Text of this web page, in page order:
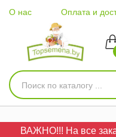
О нас Оплата и
ВАЖНО!!! На все